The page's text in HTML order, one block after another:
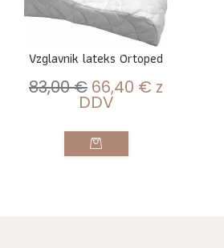
Vzglavnik lateks Ortoped
83,00€ 66,40 € z
DDV